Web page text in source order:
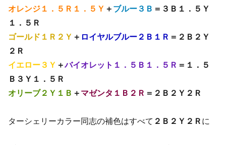
オレンジ１．５Ｒ１．５Ｙ ＋ ブルー３Ｂ ＝３Ｂ１．５Ｙ
１．５Ｒ
ゴールド１Ｒ２Ｙ ＋ ロイヤルブルー２Ｂ１Ｒ ＝２Ｂ２Ｙ
２Ｒ
イエロー３Ｙ ＋バイオレット１．５Ｂ１．５Ｒ ＝１．５
Ｂ３Ｙ１．５Ｒ
オリーブ２Ｙ１Ｂ ＋ マゼンタ１Ｂ２Ｒ ＝２Ｂ２Ｙ２Ｒ
ターシェリーカラー同志の補色はすべて ２Ｂ２Ｙ２Ｒ に